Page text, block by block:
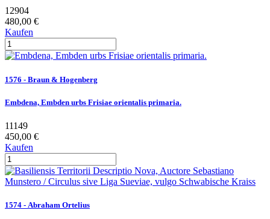
12904
480,00 €
Kaufen
1576 - Braun & Hogenberg
Embdena, Embden urbs Frisiae orientalis primaria.
11149
450,00 €
Kaufen
1574 - Abraham Ortelius